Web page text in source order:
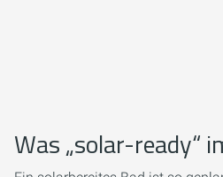
Was „solar-ready“